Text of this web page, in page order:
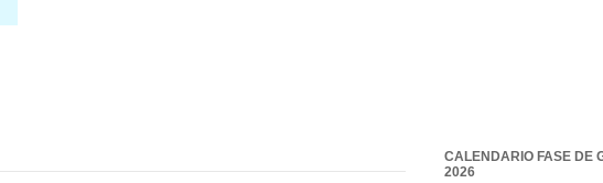
CALENDARIO FASE DE
2026